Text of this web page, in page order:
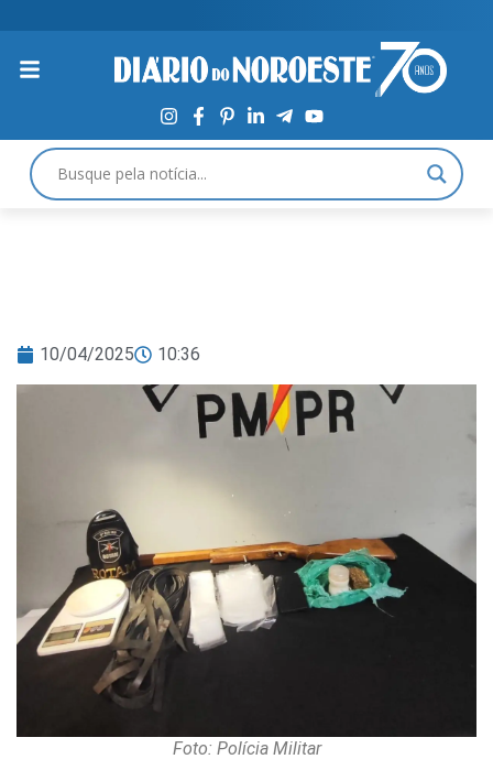
10/04/2025 10:36
Foto: Polícia Militar